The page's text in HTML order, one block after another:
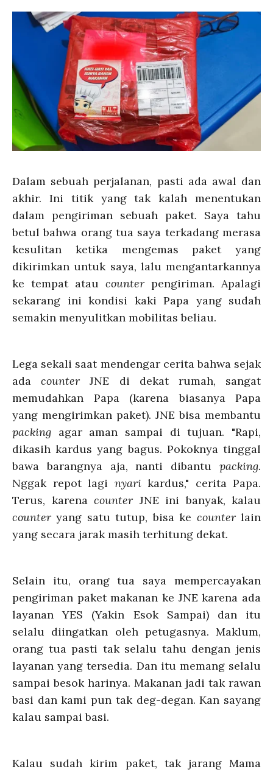
Dalam sebuah perjalanan, pasti ada awal dan
akhir. Ini titik yang tak kalah menentukan
dalam pengiriman sebuah paket. Saya tahu
betul bahwa orang tua saya terkadang merasa
kesulitan ketika mengemas paket yang
dikirimkan untuk saya, lalu mengantarkannya
ke tempat atau counter pengiriman. Apalagi
sekarang ini kondisi kaki Papa yang sudah
semakin menyulitkan mobilitas beliau.
Lega sekali saat mendengar cerita bahwa sejak
adacounter JNE di dekat rumah, sangat
memudahkan Papa (karena biasanya Papa
yang mengirimkan paket). JNE bisa membantu
packing agar aman sampai di tujuan. "Rapi,
dikasih kardus yang bagus. Pokoknya tinggal
bawa barangnya aja, nanti dibantu packing.
Nggak repot lagi nyari kardus," cerita Papa.
Terus, karena counter JNE ini banyak, kalau
counteryang satu tutup, bisa ke counterlain
yang secara jarak masih terhitung dekat.
Selain itu, orang tua saya mempercayakan
pengiriman paket makanan ke JNE karena ada
layanan YES (Yakin Esok Sampai) dan itu
selalu diingatkan oleh petugasnya. Maklum,
orang tua pasti tak selalu tahu dengan jenis
layanan yang tersedia. Dan itu memang selalu
sampai besok harinya. Makanan jadi tak rawan
basi dan kami pun tak deg-degan. Kan sayang
kalau sampai basi.
Kalau sudah kirim paket, tak jarang Mama